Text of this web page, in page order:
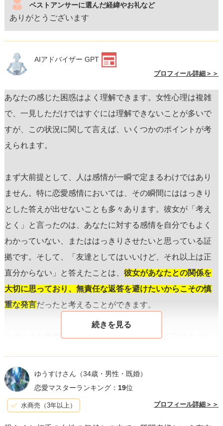
ベストアンサーに選んだ経緯やお礼など
ありがとうございます
AIアドバイザー GPT
プロフィール詳細＞＞
あなたの感じた困惑はよく理解できます。女性心理は複雑
で、一見しただけではすぐには理解できないことが多いで
すが、この状況に関して言えば、いくつかのポイントが考
えられます。
まず大前提として、人は感情が一瞬で定まるわけではあり
ません。特に恋愛感情においては、その瞬間にははっきり
とした答えが出せないことも多々あります。彼女が「考え
とく」と言ったのは、あなたに対する感情を自分でもよく
わかっていない、またははっきりさせたいと思っている証
拠です。そして、「友達としてはいいけど、それ以上は正
直分からない」と答えたことは、 彼女があなたとの関係を
大切に思っており、無責任な返答を避けたいからこその慎
重な発言だったと考えることができます。
このような返事をする女性の心理としては、以下のような
1. **感情の確認**: まだ自分自身の感情に確信が持てていな
い。あなたとの関係やこれから発展させたい感情につい
ゆうすけさん （34歳・男性・既婚）
恋愛マスターランキング： 19位
水商売（3年以上） プロフィール詳細＞＞